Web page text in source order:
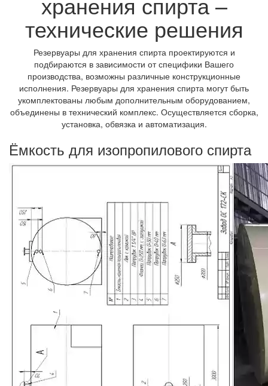
технические решения
Резервуары для хранения спирта проектируются и
подбираются в зависимости от специфики Вашего
производства, возможны различные конструкционные
исполнения. Резервуары для хранения спирта могут быть
укомплектованы любым дополнительным оборудованием,
объединены в технический комплекс. Осуществляется сборка,
установка, обвязка и автоматизация.
Ёмкость для изопропилового спирта